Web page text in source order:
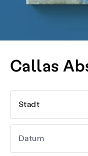
Callas
Stadt
Datum